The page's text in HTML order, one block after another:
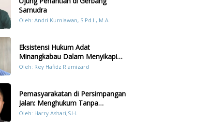
Samudra
Oleh: Andri Kurniawan, S.Pd.I., M.A.
Eksistensi Hukum Adat
Minangkabau Dalam Menyikapi
Prilaku LGBT Analisis Perbandingan
Oleh: Rey Hafidz Riamizard
Pemasyarakatan di Persimpangan
Jalan: Menghukum Tanpa
Memulihkan?
Oleh: Harry Ashari,S.H.